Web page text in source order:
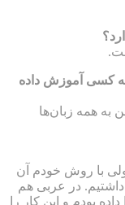
کسی آموزش داده
به همه زبان‌ها
با روش خودم آن
در عربی هم
بودم و این کار را